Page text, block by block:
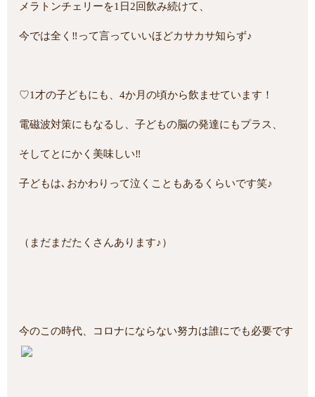
メラトンチェリーを1日2回飲み続けて、
今では全く‼って言っていいほどカサカサ知らず♪
♡1才の子どもにも、4か月の頃から飲ませています！
電磁波対策にもなるし、子どもの脳の発達にもプラス、
そしてとにかく美味しい‼
子どもは､おかわりって泣くこともあるくらいです笑♪
（まだまだたくさんあります♪）
今のこの時代、コロナにならない努力は誰にでも必要です